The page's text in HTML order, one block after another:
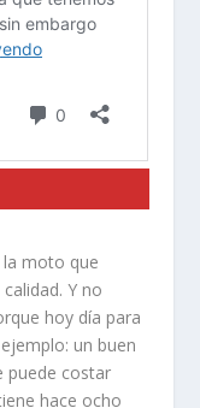
moto que
Y no
hoy día para
un buen
puede costar
hace ocho